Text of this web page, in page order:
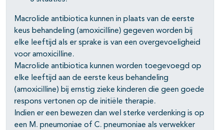
­Macrolide antibiotica kunnen in plaats van de eerste
keus behandeling (amoxicilline) gegeven worden bij
elke leeftijd als er sprake is van een overgevoeligheid
voor amoxicilline.
­Macrolide antibiotica kunnen worden toegevoegd op
elke leeftijd aan de eerste keus behandeling
(amoxicilline) bij ernstig zieke kinderen die geen goede
respons vertonen op de initiële therapie.
­Indien er een bewezen dan wel sterke verdenking is op
een M. pneumoniae of C. pneumoniae als verwekker